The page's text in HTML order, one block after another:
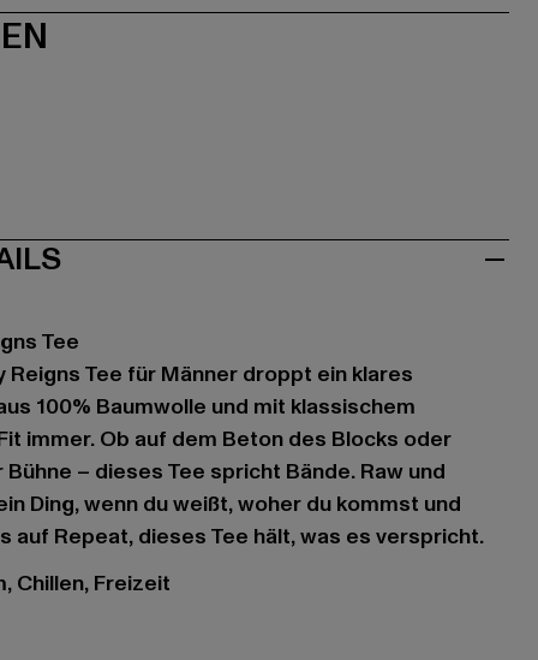
Tee
Reigns Tee für Männer droppt ein klares
100% Baumwolle und mit klassischem
immer. Ob auf dem Beton des Blocks oder
– dieses Tee spricht Bände. Raw und
Ding, wenn du weißt, woher du kommst und
auf Repeat, dieses Tee hält, was es verspricht.
Chillen, Freizeit